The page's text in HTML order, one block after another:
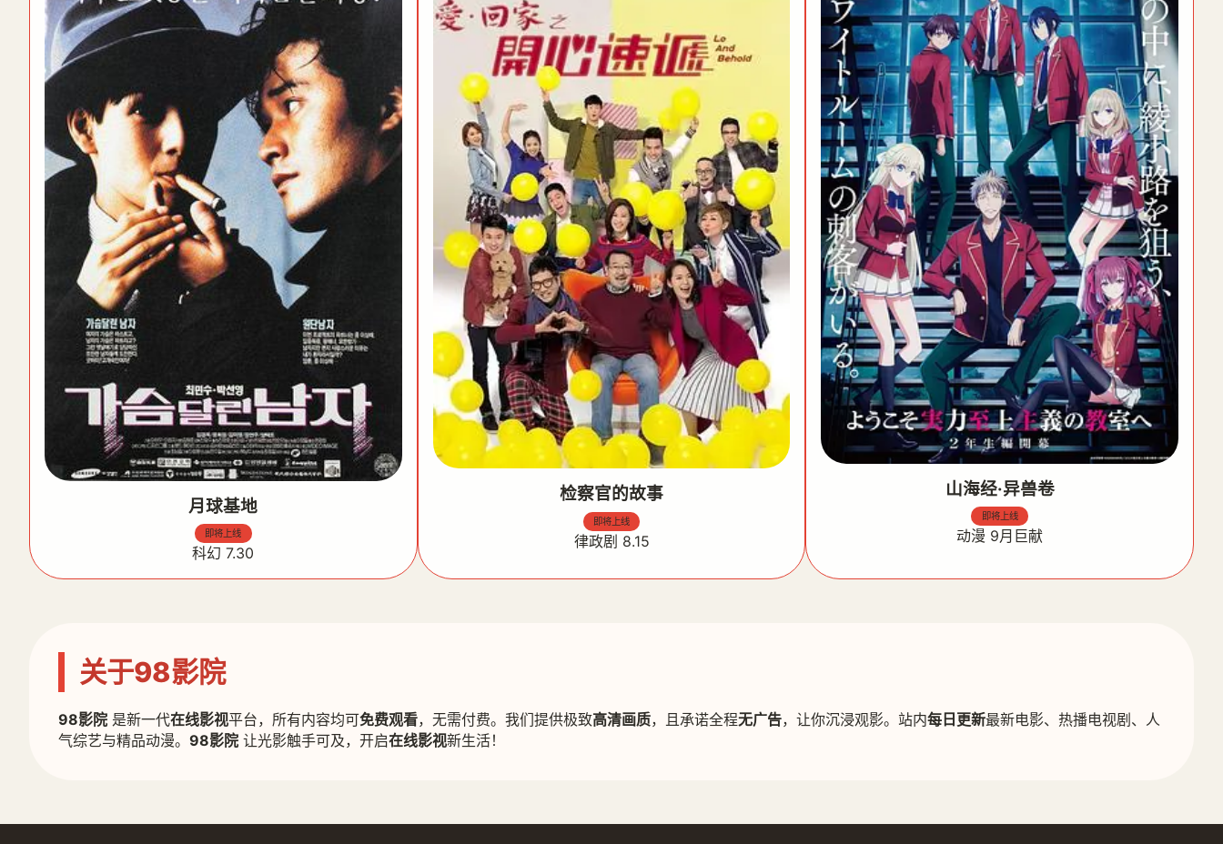
月球基地
即将上线
科幻 7.30
检察官的故事
即将上线
律政剧 8.15
山海经·异兽卷
即将上线
动漫 9月巨献
关于98影院
98影院 是新一代在线影视平台，所有内容均可免费观看，无需付费。我们提供极致高清画质，且承诺全程无广告，让你沉浸观影。站内每日更新最新电影、热播电视剧、人
气综艺与精品动漫。 98影院 让光影触手可及，开启在线影视新生活！